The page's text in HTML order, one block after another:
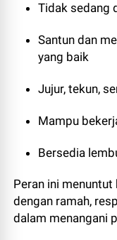
Tidak sedang
Santun dan
yang baik
Jujur, tekun,
Mampu
Bersedia
Peran ini
dengan ramah,
dalam menangani